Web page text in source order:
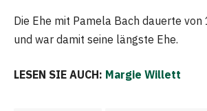
Die Ehe mit Pamela Bach dauerte
und war damit seine längste Ehe.
LESEN SIE AUCH: Margie Willett